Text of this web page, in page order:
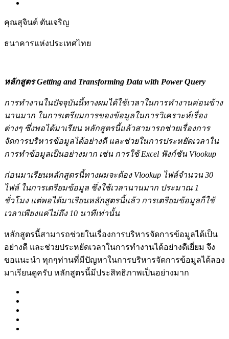
คุณสุจินต์ ตันเจริญ
ธนาคารแห่งประเทศไทย
หลักสูตร Getting and Transforming Data with Power Query
การทำงานในปัจจุบันนี้ทางผมได้ใช้เวลาในการทำงานค่อนข้าง
นานมาก ในการเตรียมการของข้อมูลในการวิเคราะห์เรื่อง
ต่างๆ ซึ่งพอได้มาเรียน หลักสูตรนี้แล้วสามารถช่วยเรื่องการ
จัดการบริหารข้อมูลได้อย่างดี และช่วยในการประหยัดเวลาใน
การทำข้อมูลเป็นอย่างมาก เช่น การใช้ Excel ฟังก์ชัน Vlookup
ก่อนมาเรียนหลักสูตรนี้ทางผมจะต้อง Vlookup ไฟล์จำนวน 30
ไฟล์ ในการเตรียมข้อมูล ซึ่งใช้เวลานานมาก ประมาณ 1
ชั่วโมง แต่พอได้มาเรียนหลักสูตรนี้แล้ว การเตรียมข้อมูลก็ใช้
เวลาเพียงแค่ไม่ถึง 10 นาทีเท่านั้น
หลักสูตรนี้สามารถช่วยในเรื่องการบริหารจัดการข้อมูลได้เป็น
อย่างดี และช่วยประหยัดเวลาในการทำงานได้อย่างดีเยี่ยม จึง
ขอแนะนำ ทุกๆท่านที่มีปัญหาในการบริหารจัดการข้อมูลได้ลอง
มาเรียนดูครับ หลักสูตรนี้มีประสิทธิภาพเป็นอย่างมาก